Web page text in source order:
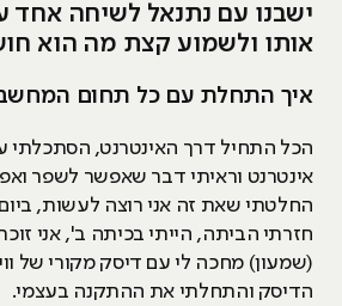
ישבנו עם נתנאל לשיחה אחד
אותו ולשמוע קצת מה הוא
איך התחלת עם כל תחום
הכל התחיל דרך האינטרנט, הסתכלתי
אינטרנט וראיתי דבר שאפשר לשפר
החלטתי שאת זה אני רוצה לעשות,
חזרתי הביתה, הייתי בכיתה ב', אני
הדיסק והתחלתי את ההתקנה בעצמי.